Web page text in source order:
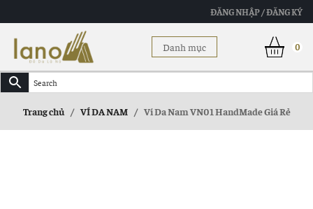
ĐĂNG NHẬP / ĐĂNG KÝ
Danh mục 0
Trang chủ / VÍ DA NAM / Ví Da Nam VN01 HandMade Giá Rẻ